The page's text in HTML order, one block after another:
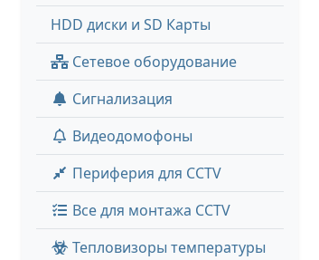
HDD диски и SD Карты
Сетевое оборудование
Сигнализация
Видеодомофоны
Периферия для CCTV
Все для монтажа CCTV
Тепловизоры температуры